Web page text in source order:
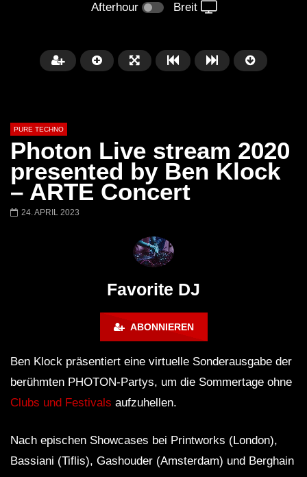
Afterhour Breit
01:31:35
PURE TECHNO
Photon Live stream 2020
presented by Ben Klock
– ARTE Concert
24. APRIL 2023
Favorite DJ
ABONNIEREN
Ben Klock präsentiert eine virtuelle Sonderausgabe der
berühmten PHOTON-Partys, um die Sommertage ohne
Clubs und Festivals aufzuhellen.
Nach epischen Showcases bei Printworks (London),
Bassiani (Tiflis), Gashouder (Amsterdam) und Berghain